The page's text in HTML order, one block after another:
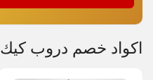
اكواد خصم دروب كيك